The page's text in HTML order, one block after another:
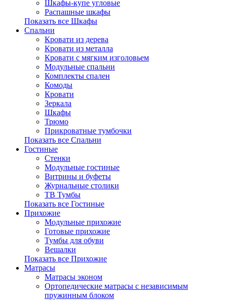
Шкафы-купе угловые
Распашные шкафы
Показать все Шкафы
Спальни
Кровати из дерева
Кровати из металла
Кровати с мягким изголовьем
Модульные спальни
Комплекты спален
Комоды
Кровати
Зеркала
Шкафы
Трюмо
Прикроватные тумбочки
Показать все Спальни
Гостиные
Стенки
Модульные гостиные
Витрины и буфеты
Журнальные столики
ТВ Тумбы
Показать все Гостиные
Прихожие
Модульные прихожие
Готовые прихожие
Тумбы для обуви
Вешалки
Показать все Прихожие
Матрасы
Матрасы эконом
Ортопедические матрасы с независимым
пружинным блоком